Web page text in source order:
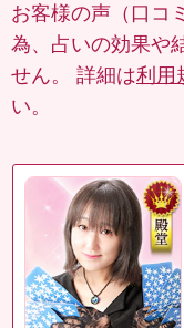
お客様の声（口コ
為、占いの効果や
せん。 詳細は利用
い。